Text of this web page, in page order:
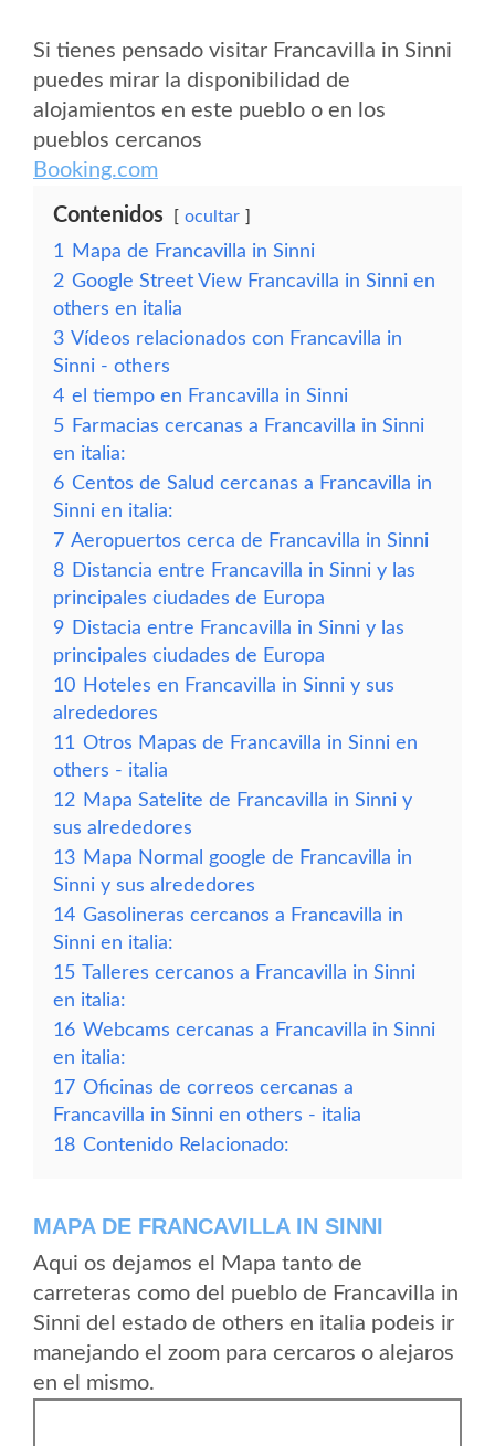
Si tienes pensado visitar Francavilla in Sinni
puedes mirar la disponibilidad de
alojamientos en este pueblo o en los
pueblos cercanos
Booking.com
Contenidos ocultar
1
Mapa de Francavilla in Sinni
2 Google Street View Francavilla in Sinni en
others en italia
3 Vídeos relacionados con Francavilla in
Sinni - others
4 el tiempo en Francavilla in Sinni
5 Farmacias cercanas a Francavilla in Sinni
en italia:
6 Centos de Salud cercanas a Francavilla in
Sinni en italia:
7 Aeropuertos cerca de Francavilla in Sinni
8 Distancia entre Francavilla in Sinni y las
principales ciudades de Europa
9 Distacia entre Francavilla in Sinni y las
principales ciudades de Europa
10 Hoteles en Francavilla in Sinni y sus
alrededores
11 Otros Mapas de Francavilla in Sinni en
others - italia
12 Mapa Satelite de Francavilla in Sinni y
sus alrededores
13 Mapa Normal google de Francavilla in
Sinni y sus alrededores
14 Gasolineras cercanos a Francavilla in
Sinni en italia:
15 Talleres cercanos a Francavilla in Sinni
en italia:
16 Webcams cercanas a Francavilla in Sinni
en italia:
17 Oficinas de correos cercanas a
Francavilla in Sinni en others - italia
18 Contenido Relacionado:
MAPA DE FRANCAVILLA IN SINNI
Aqui os dejamos el Mapa tanto de
carreteras como del pueblo de Francavilla in
Sinni del estado de others en italia podeis ir
manejando el zoom para cercaros o alejaros
en el mismo.